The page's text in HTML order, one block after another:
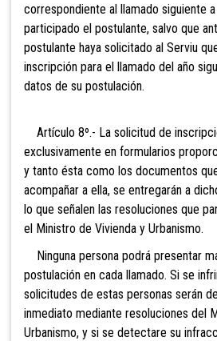
correspondiente al llamado siguiente
participado el postulante, salvo que
postulante haya solicitado al Serviu
inscripción para el llamado del año
datos de su postulación.
Artículo 8º.- La solicitud de
exclusivamente en formularios
y tanto ésta como los documentos
acompañar a ella, se entregarán a
lo que señalen las resoluciones que
el Ministro de Vivienda y Urbanismo.
Ninguna persona podrá presentar
postulación en cada llamado. Si se
solicitudes de estas personas serán
inmediato mediante resoluciones del
Urbanismo, y si se detectare su